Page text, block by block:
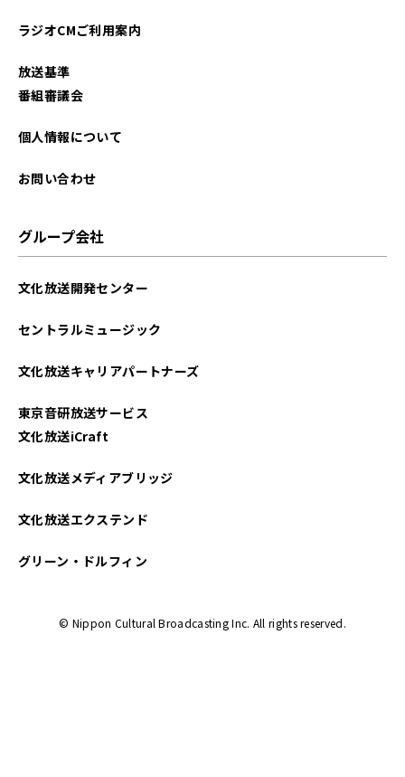
ラジオCMご利用案内
放送基準
番組審議会
個人情報について
お問い合わせ
グループ会社
文化放送開発センター
セントラルミュージック
文化放送キャリアパートナーズ
東京音研放送サービス
文化放送iCraft
文化放送メディアブリッジ
文化放送エクステンド
グリーン・ドルフィン
© Nippon Cultural Broadcasting Inc. All rights reserved.